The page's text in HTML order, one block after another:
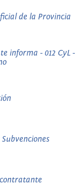
de la Provincia
informa - 012 CyL